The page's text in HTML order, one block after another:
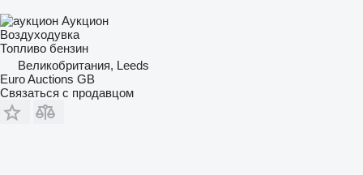
Аукцион
Воздуходувка
Топливо бензин
Великобритания, Leeds
Euro Auctions GB
Связаться с продавцом